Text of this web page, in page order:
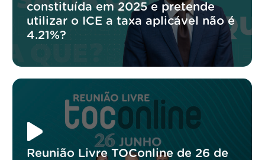
constituída em 2025 e pretende
utilizar o ICE a taxa aplicável não é
4.21%?
Reunião Livre TOConline de 26 de